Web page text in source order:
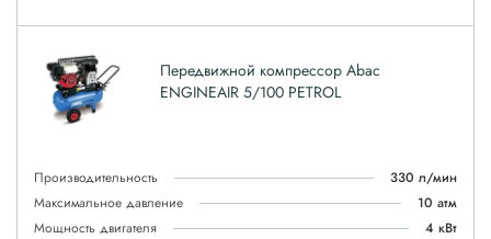
Передвижной компрессор Abac
ENGINEAIR 5/100 PETROL
Производительность
330 л/мин
Максимальное давление
10 атм
Мощность двигателя
4 кВт